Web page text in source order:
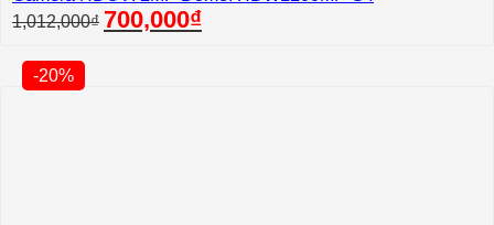
1,012,000₫ Giá
gốc
700,000₫Giá
hiện
-20%